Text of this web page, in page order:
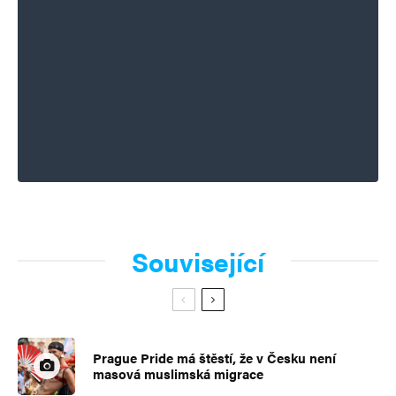
PRO od Jindřicha Rajchla, které se
ANO mezi 30-40%.
Napsat komentář
Vaše e-mailová adresa nebude zveřejněna.
Vyžadované informace jsou
Související
Prague Pride má štěstí, že v Česku není
masová muslimská migrace